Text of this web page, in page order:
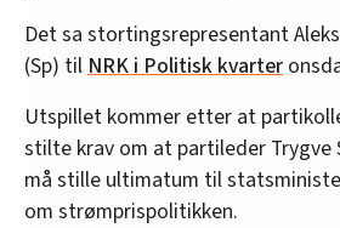
Det sa stortingsrepresentant
(Sp) til NRK i Politisk kvarter
Utspillet kommer etter at
stilte krav om at partileder Trygve
må stille ultimatum til
om strømprispolitikken.